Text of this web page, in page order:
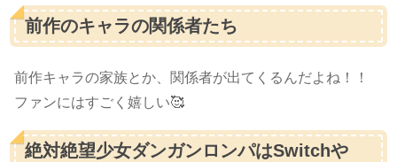
前作のキャラの関係者たち
前作キャラの家族とか、関係者が出てくるんだよね！！
ファンにはすごく嬉しい🥰
絶対絶望少女ダンガンロンパはSwitchや